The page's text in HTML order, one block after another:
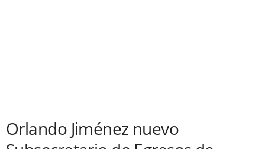
Orlando Jiménez nuevo